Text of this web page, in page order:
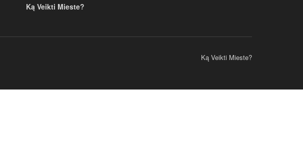
Ką Veikti Mieste?
Ką Veikti Mieste?